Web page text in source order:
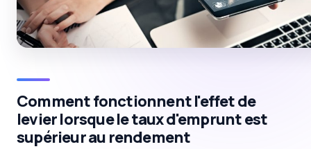
Comment fonctionnent l'effet de
levier lorsque le taux d'emprunt est
supérieur au rendement